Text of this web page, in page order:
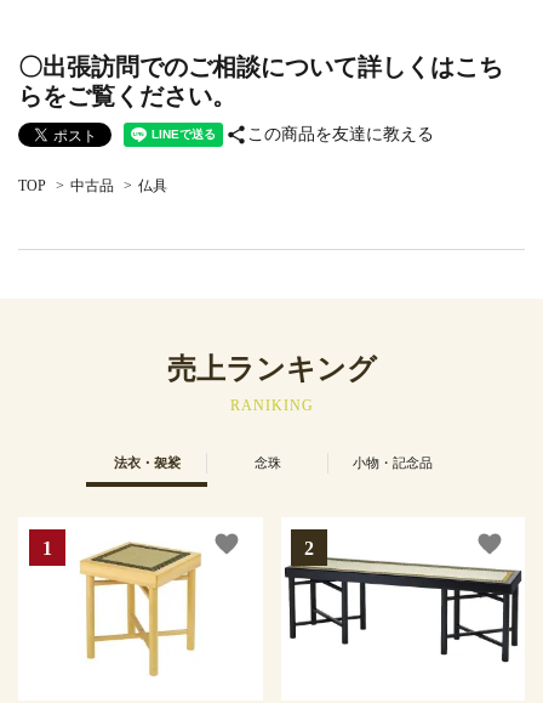
〇出張訪問でのご相談について詳しくはこち
らをご覧ください。
share この商品を友達に教える
TOP > 中古品 > 仏具
売上ランキング
RANIKING
法衣・袈裟 念珠 小物・記念品
favorite favorite